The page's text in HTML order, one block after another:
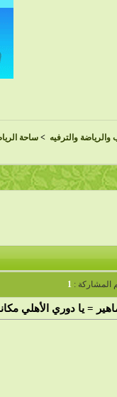
والترفيه > ساحة
المشاركة : 1
= يا دوري الأهلي